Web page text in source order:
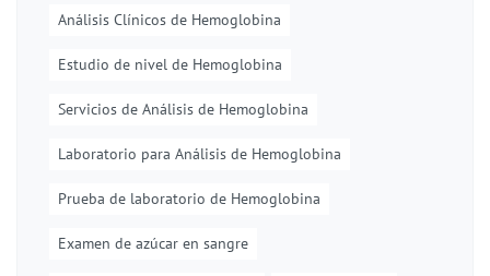
Análisis Clínicos de Hemoglobina
Estudio de nivel de Hemoglobina
Servicios de Análisis de Hemoglobina
Laboratorio para Análisis de Hemoglobina
Prueba de laboratorio de Hemoglobina
Examen de azúcar en sangre